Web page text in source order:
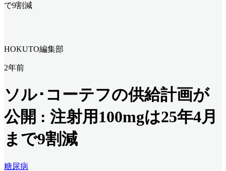
で9割減
HOKUTO編集部
2年前
ソル･コーテフの供給計画が
公開 : 注射用100mgは25年4月
まで9割減
糖尿病